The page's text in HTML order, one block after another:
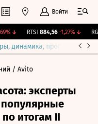
Войти
↓ RTSI 884,56 -1,27%↓ RGBI
динамика, прогнозы
/ Avito
эксперты
итогам II